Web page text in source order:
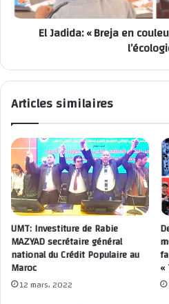
Semaine de
El Jadida: « Breja en
Articles similaires
UMT: Investiture de Rabie
MAZYAD secrétaire général
national du Crédit Populaire au
Maroc
12 mars، 2022
«